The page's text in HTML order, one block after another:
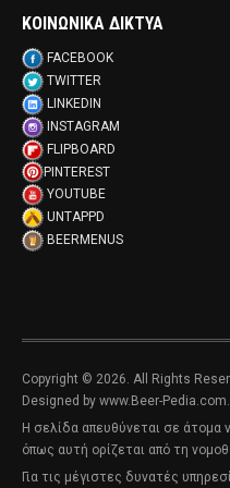
ΚΟΙΝΩΝΙΚΑ ΔΙΚΤΥΑ
FACEBOOK
TWITTER
LINKEDIN
INSTAGRAM
FLIPBOARD
PINTEREST
YOUTUBE
UNTAPPD
BEERMENUS
Copyright © 2026. All Rights
Designed by www.Beer-Pedia.com.
Η σελίδα απευθύνεται σε άτομα
όπως αυτή ορίζεται από τη
Για τις μέγιστες δυνατές